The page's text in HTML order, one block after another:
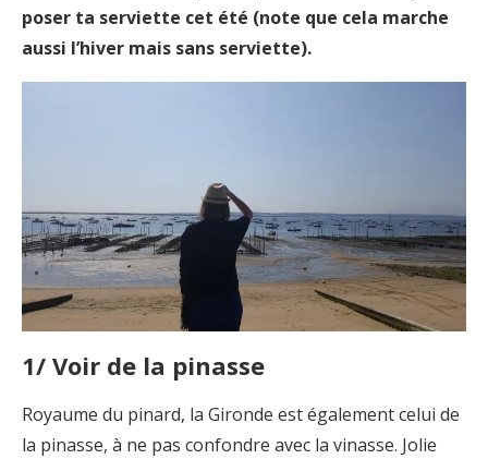
poser ta serviette cet été (note que cela marche
aussi l’hiver mais sans serviette).
1/ Voir de la pinasse
Royaume du pinard, la Gironde est également celui de
la pinasse, à ne pas confondre avec la vinasse. Jolie